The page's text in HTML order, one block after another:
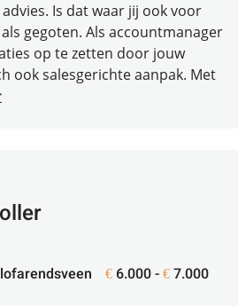
Is dat waar jij ook voor
gegoten. Als accountmanager
op te zetten door jouw
ook salesgerichte aanpak. Met
€ 6.000 - € 7.000